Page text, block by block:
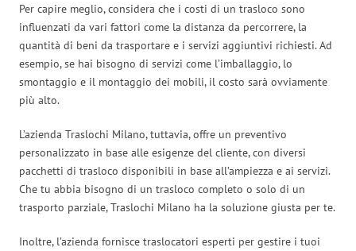
Per capire meglio, considera che i costi di un trasloco sono
influenzati da vari fattori come la distanza da percorrere, la
quantità di beni da trasportare e i servizi aggiuntivi richiesti. Ad
esempio, se hai bisogno di servizi come l’imballaggio, lo
smontaggio e il montaggio dei mobili, il costo sarà ovviamente
più alto.
L’azienda Traslochi Milano, tuttavia, offre un preventivo
personalizzato in base alle esigenze del cliente, con diversi
pacchetti di trasloco disponibili in base all’ampiezza e ai servizi.
Che tu abbia bisogno di un trasloco completo o solo di un
trasporto parziale, Traslochi Milano ha la soluzione giusta per te.
Inoltre, l’azienda fornisce traslocatori esperti per gestire i tuoi